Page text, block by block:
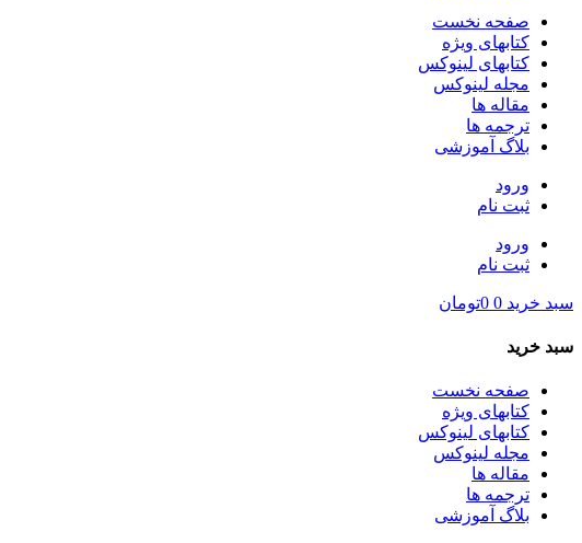
صفحه نخست
کتابهای ویژه
کتابهای لینوکس
مجله لینوکس
مقاله ها
ترجمه ها
بلاگ آموزشی
ورود
ثبت نام
ورود
ثبت نام
سبد خرید 0 0تومان
سبد خرید
صفحه نخست
کتابهای ویژه
کتابهای لینوکس
مجله لینوکس
مقاله ها
ترجمه ها
بلاگ آموزشی